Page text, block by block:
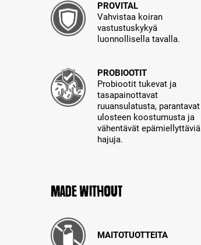
PROVITAL
Vahvistaa koiran
vastustuskykyä
luonnollisella tavalla.
PROBIOOTIT
Probiootit tukevat ja
tasapainottavat
ruuansulatusta, parantavat
ulosteen koostumusta ja
vähentävät epämiellyttäviä
hajuja.
Made without
MAITOTUOTTEITA